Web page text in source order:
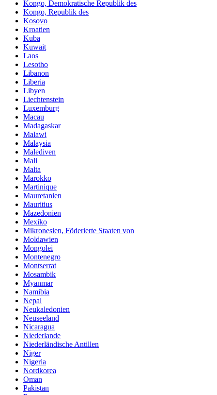
Kongo, Demokratische Republik des
Kongo, Republik des
Kosovo
Kroatien
Kuba
Kuwait
Laos
Lesotho
Libanon
Liberia
Libyen
Liechtenstein
Luxemburg
Macau
Madagaskar
Malawi
Malaysia
Malediven
Mali
Malta
Marokko
Martinique
Mauretanien
Mauritius
Mazedonien
Mexiko
Mikronesien, Föderierte Staaten von
Moldawien
Mongolei
Montenegro
Montserrat
Mosambik
Myanmar
Namibia
Nepal
Neukaledonien
Neuseeland
Nicaragua
Niederlande
Niederländische Antillen
Niger
Nigeria
Nordkorea
Oman
Pakistan